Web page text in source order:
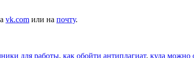
vk.com или на почту.
для работы, как обойти антиплагиат, куда можно